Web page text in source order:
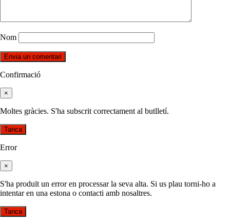
Nom
Confirmació
×
Moltes gràcies. S'ha subscrit correctament al butlletí.
Tanca
Error
×
S'ha produït un error en processar la seva alta. Si us plau torni-ho a
intentar en una estona o contacti amb nosaltres.
Tanca